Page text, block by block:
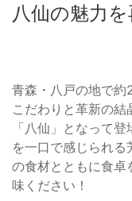
八仙の魅力
青森・八戸の地で
こだわりと革新の
「八仙」となって
を一口で感じられ
の食材とともに食卓
味ください！